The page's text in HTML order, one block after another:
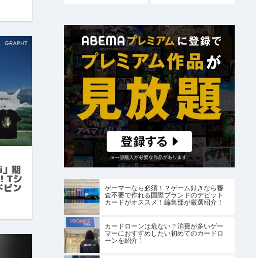
期
Tシ
ピン ゲーマーなら必須！？ゲーム好きなら審
査不要で作れる国際ブランドのデビット
カードがオススメ！編集部が厳選紹介！
カードローンは危ない？消費が多いゲー
マーにおすすめしたい初めてのカードロ
ーンを紹介！